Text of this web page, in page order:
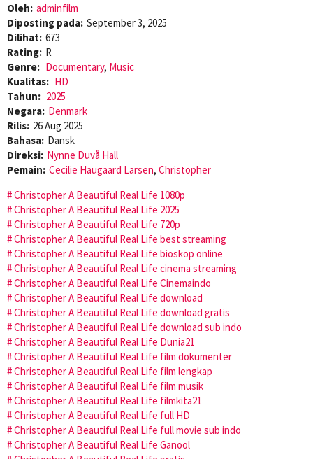
Oleh: adminfilm
Diposting pada: September 3, 2025
Dilihat: 673
Rating: R
Genre: Documentary, Music
Kualitas: HD
Tahun: 2025
Negara: Denmark
Rilis: 26 Aug 2025
Bahasa: Dansk
Direksi: Nynne Duvå Hall
Pemain: Cecilie Haugaard Larsen, Christopher
Christopher A Beautiful Real Life 1080p
Christopher A Beautiful Real Life 2025
Christopher A Beautiful Real Life 720p
Christopher A Beautiful Real Life best streaming
Christopher A Beautiful Real Life bioskop online
Christopher A Beautiful Real Life cinema streaming
Christopher A Beautiful Real Life Cinemaindo
Christopher A Beautiful Real Life download
Christopher A Beautiful Real Life download gratis
Christopher A Beautiful Real Life download sub indo
Christopher A Beautiful Real Life Dunia21
Christopher A Beautiful Real Life film dokumenter
Christopher A Beautiful Real Life film lengkap
Christopher A Beautiful Real Life film musik
Christopher A Beautiful Real Life filmkita21
Christopher A Beautiful Real Life full HD
Christopher A Beautiful Real Life full movie sub indo
Christopher A Beautiful Real Life Ganool